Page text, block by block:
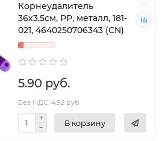
Корнеудалитель
36х3.5см, PP, металл, 181-
021, 4640250706343 (CN)
5.90 руб.
Без НДС: 4.92 руб.
В корзину